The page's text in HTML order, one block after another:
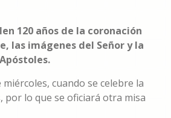
120 años de la coronación
las imágenes del Señor y la
cuando se celebre la
por lo que se oficiará otra misa